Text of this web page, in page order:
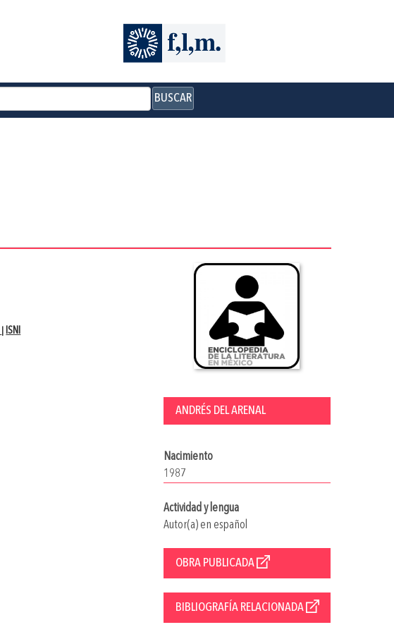
BUSCAR
ANDRÉS DEL ARENAL
Nacimiento
1987
Actividad y lengua
Autor(a) en español
OBRA PUBLICADA
BIBLIOGRAFÍA RELACIONADA
ISNI